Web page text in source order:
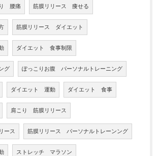
腰痛 筋膜リリース 痩せる
筋膜リリース ダイエット
ダイエット 食事制限
グ ぽっこりお腹 パーソナルトレーニング
ダイエット 運動 ダイエット 食事
肩こり 筋膜リリース
ース 筋膜リリース パーソナルトレーンング
ストレッチ マラソン